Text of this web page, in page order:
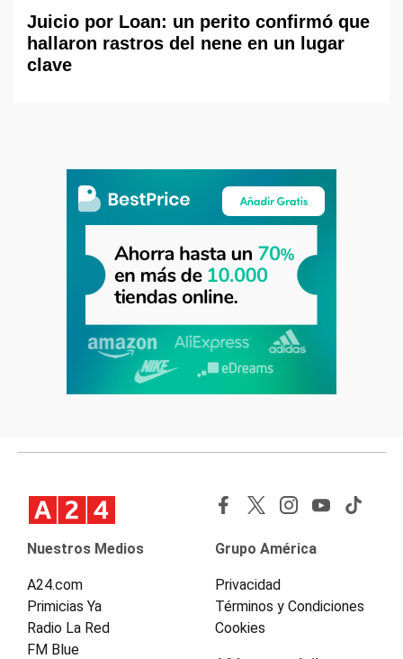
Juicio por Loan: un perito confirmó que
hallaron rastros del nene en un lugar
clave
Nuestros Medios
A24.com
Primicias Ya
Radio La Red
FM Blue
Grupo América
Privacidad
Términos y Condiciones
Cookies